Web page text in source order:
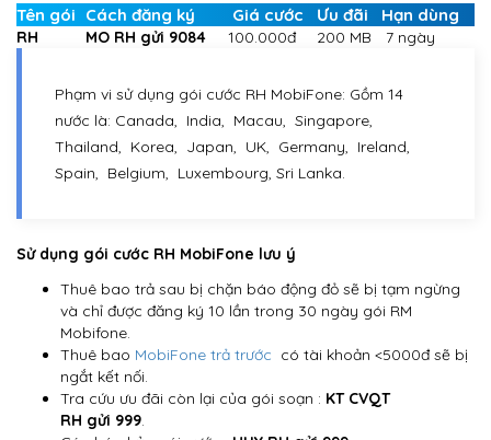
Tên gói Cách đăng ký Giá cước Ưu đãi Hạn dùng
RH MO RH gửi 9084 100.000đ 200 MB 7 ngày
Phạm vi sử dụng gói cước RH MobiFone: Gồm 14
nước là: Canada, India, Macau, Singapore,
Thailand, Korea, Japan, UK, Germany, Ireland,
Spain, Belgium, Luxembourg, Sri Lanka.
Sử dụng gói cước RH MobiFone lưu ý
Thuê bao trả sau bị chặn báo động đỏ sẽ bị tạm ngừng
và chỉ được đăng ký 10 lần trong 30 ngày gói RM
Mobifone.
Thuê bao MobiFone trả trước có tài khoản <5000đ sẽ bị
ngắt kết nối.
Tra cứu ưu đãi còn lại của gói soạn : KT CVQT
RH gửi 999.